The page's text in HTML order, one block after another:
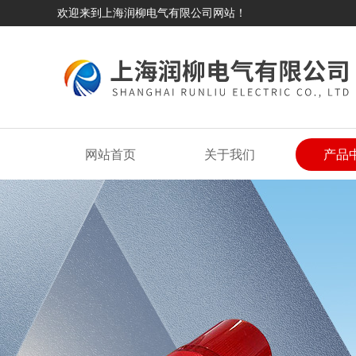
欢迎来到上海润柳电气有限公司网站！
网站首页 关于我们 产品